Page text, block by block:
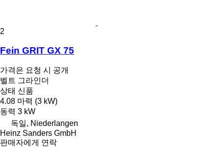
2
Fein GRIT GX 75
가격은 요청 시 공개
벨트 그라인더
상태 신품
4.08 마력 (3 kW)
동력 3 kW
독일, Niederlangen
Heinz Sanders GmbH
판매자에게 연락